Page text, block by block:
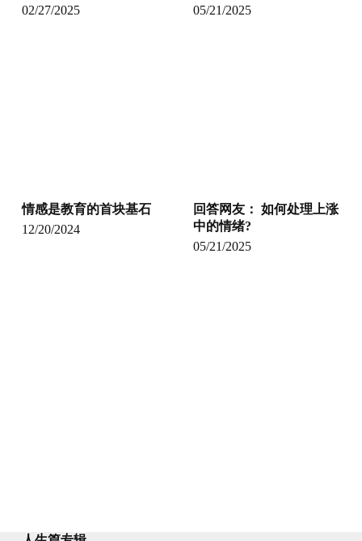
02/27/2025
05/21/2025
情感是教育的首块基石
12/20/2024
回答网友： 如何处理上涨
中的情绪?
05/21/2025